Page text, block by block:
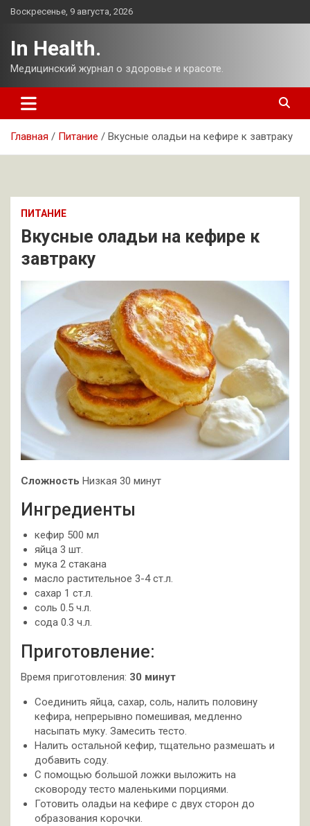
Перейти
Воскресенье, 9 августа, 2026
In Health.
Медицинский журнал о здоровье и красоте.
Главная Питание Вкусные оладьи на кефире к завтраку
ПИТАНИЕ
Вкусные оладьи на кефире к
завтраку
Сложность Низкая 30 минут
Ингредиенты
кефир 500 мл
яйца 3 шт.
мука 2 стакана
масло растительное 3-4 ст.л.
сахар 1 ст.л.
соль 0.5 ч.л.
сода 0.3 ч.л.
Приготовление:
Время приготовления: 30 минут
Соединить яйца, сахар, соль, налить половину
кефира, непрерывно помешивая, медленно
насыпать муку. Замесить тесто.
Налить остальной кефир, тщательно размешать и
добавить соду.
С помощью большой ложки выложить на
сковороду тесто маленькими порциями.
Готовить оладьи на кефире с двух сторон до
образования корочки.